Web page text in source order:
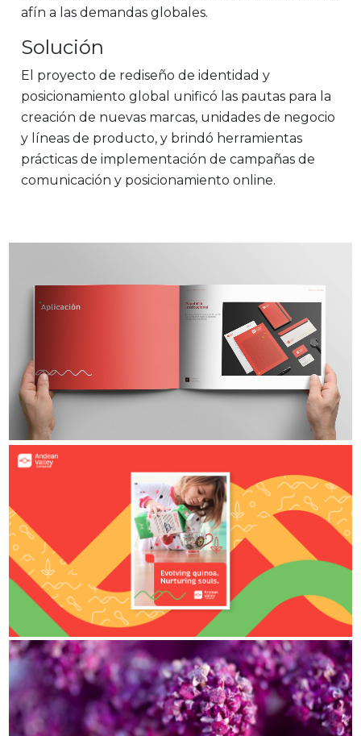
afín a las demandas globales.
Solución
El proyecto de rediseño de identidad y
posicionamiento global unificó las pautas para la
creación de nuevas marcas, unidades de negocio
y líneas de producto, y brindó herramientas
prácticas de implementación de campañas de
comunicación y posicionamiento online.